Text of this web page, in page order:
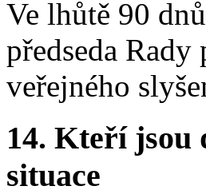
Ve lhůtě 90
předseda
veřejného
14. Kteří jsou
situace